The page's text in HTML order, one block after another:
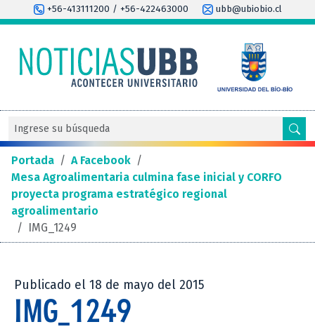
+56-413111200 / +56-422463000 ubb@ubiobio.cl
Portada / A Facebook /
Mesa Agroalimentaria culmina fase inicial y CORFO
proyecta programa estratégico regional
agroalimentario
/ IMG_1249
Publicado el 18 de mayo del 2015
IMG_1249